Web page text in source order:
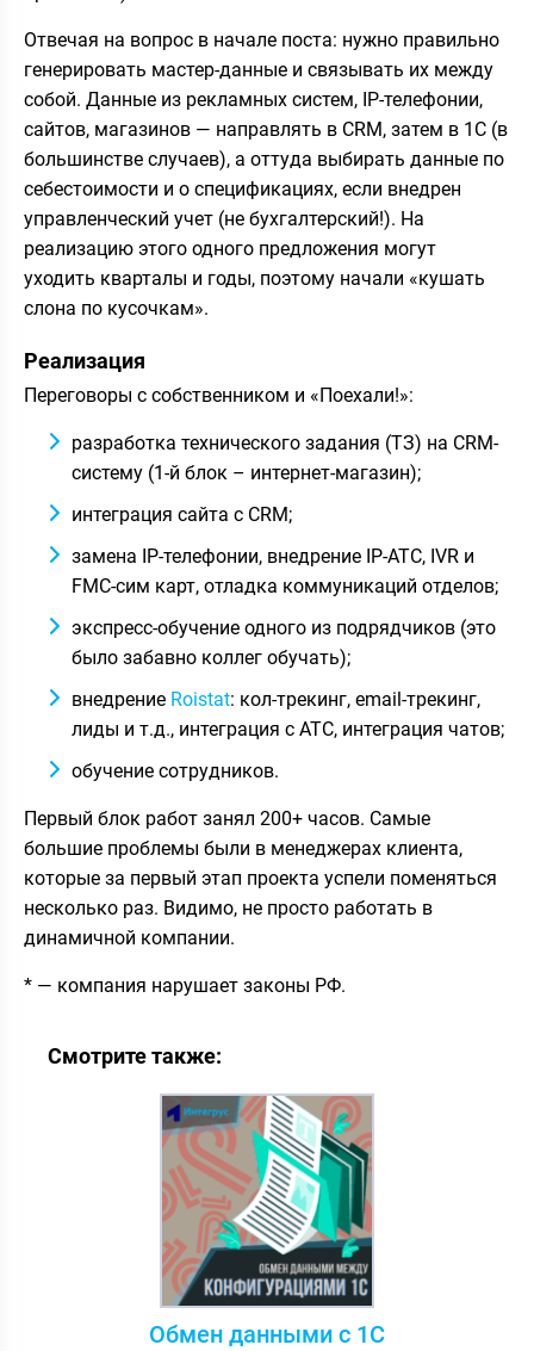
Отвечая на вопрос в начале поста: нужно правильно
генерировать мастер-данные и связывать их между
собой. Данные из рекламных систем, IP-телефонии,
сайтов, магазинов — направлять в CRM, затем в 1С (в
большинстве случаев), а оттуда выбирать данные по
себестоимости и о спецификациях, если внедрен
управленческий учет (не бухгалтерский!). На
реализацию этого одного предложения могут
уходить кварталы и годы, поэтому начали «кушать
слона по кусочкам».
Реализация
Переговоры с собственником и «Поехали!»:
разработка технического задания (ТЗ) на CRM-
систему (1-й блок – интернет-магазин);
интеграция сайта с CRM;
замена IP-телефонии, внедрение IP-АТС, IVR и
FMC-сим карт, отладка коммуникаций отделов;
экспресс-обучение одного из подрядчиков (это
было забавно коллег обучать);
внедрение Roistat: кол-трекинг, email-трекинг,
лиды и т.д., интеграция с АТС, интеграция чатов;
обучение сотрудников.
Первый блок работ занял 200+ часов. Самые
большие проблемы были в менеджерах клиента,
которые за первый этап проекта успели поменяться
несколько раз. Видимо, не просто работать в
динамичной компании.
* — компания нарушает законы РФ.
Смотрите также:
Обмен данными с 1С